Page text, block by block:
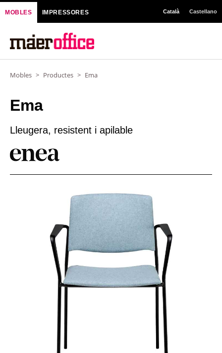
contingut
MOBLES IMPRESSORES Català Castellano
Mobles > Productes > Ema
Ema
Lleugera, resistent i apilable